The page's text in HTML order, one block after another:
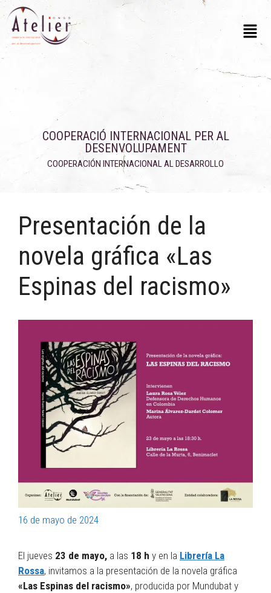
COOPERACIÓ INTERNACIONAL PER AL
DESENVOLUPAMENT
COOPERACIÓN INTERNACIONAL AL DESARROLLO
Presentación de la
novela gráfica «Las
Espinas del racismo»
16 de mayo de 2024
El jueves 23 de mayo, a las 18 h y en la Librería La
Rossa, invitamos a la presentación de la novela gráfica
«Las Espinas del racismo», producida por Mundubat y